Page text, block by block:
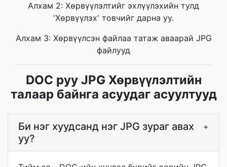
Алхам 2: Хөрвүүлэлтийг эхлүүлэхийн тулд
'Хөрвүүлэх' товчийг дарна уу.
Алхам 3: Хөрвүүлсэн файлаа татаж аваарай JPG
файлууд
DOC руу JPG Хөрвүүлэлтийн
талаар байнга асуудаг асуултууд
Би нэг хуудсанд нэг JPG зураг авах
уу?
+